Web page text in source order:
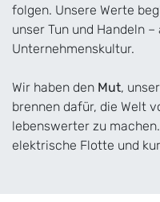
folgen. Unsere Werte
unser Tun und Handeln
Unternehmenskultur.
Wir haben den Mut,
brennen dafür, die Welt
lebenswerter zu
elektrische Flotte und